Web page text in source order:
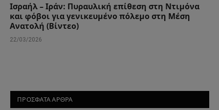
Ισραήλ – Ιράν: Πυραυλική επίθεση στη Ντιμόνα
και φόβοι για γενικευμένο πόλεμο στη Μέση
Ανατολή (Βίντεο)
22/03/2026
ΠΡΟΣΦΑΤΑ ΑΡΘΡΑ